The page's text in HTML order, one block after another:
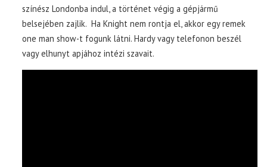
színész Londonba indul, a történet végig a gépjármű
belsejében zajlik. Ha Knight nem rontja el, akkor egy remek
one man show-t fogunk látni. Hardy vagy telefonon beszél
vagy elhunyt apjához intézi szavait.